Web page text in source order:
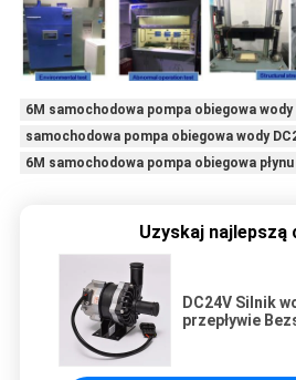
6M samochodowa pompa obiegowa wody
samochodowa pompa obiegowa wody
6M samochodowa pompa obiegowa
Uzyskaj najlepszą
DC24V Silnik
przepływie